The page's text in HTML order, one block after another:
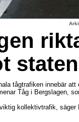
staten
tågtrafiken innebär att
Tåg i Bergslagen,
kollektivtrafik, säger